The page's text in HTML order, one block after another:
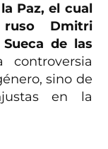
Paz, el cual
Dmitri
de las
controversia
sino de
en la